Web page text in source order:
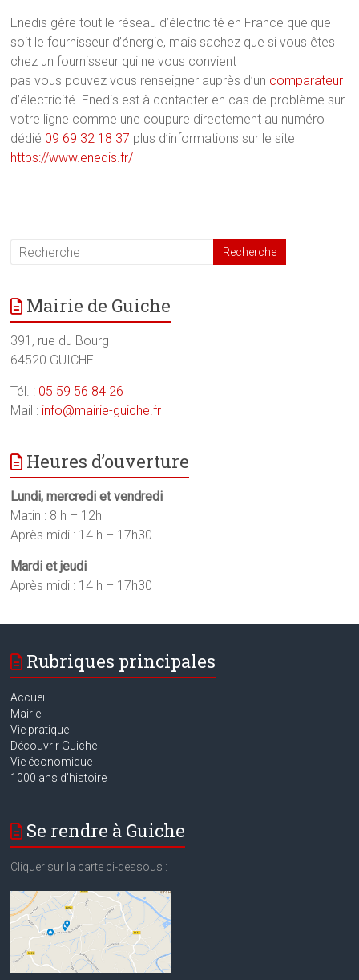
Enedis gère tout le réseau d’électricité en France quelque
soit le fournisseur d’énergie, mais sachez que si vous êtes
chez un fournisseur qui ne vous convient
pas vous pouvez vous renseigner auprès d’un comparateur
d’électricité. Enedis est à contacter en cas de problème sur
votre ligne comme une coupure directement au numéro
dédié 09 69 32 18 37 plus d’informations sur le site
https://www.enedis.fr/
Mairie de Guiche
391, rue du Bourg
64520 GUICHE
Tél. : 05 59 56 84 26
Mail : info@mairie-guiche.fr
Heures d’ouverture
Lundi, mercredi et vendredi
Matin : 8 h – 12h
Après midi : 14 h – 17h30
Mardi et jeudi
Après midi : 14 h – 17h30
Rubriques principales
Accueil
Mairie
Vie pratique
Découvrir Guiche
Vie économique
1000 ans d’histoire
Se rendre à Guiche
Cliquer sur la carte ci-dessous :